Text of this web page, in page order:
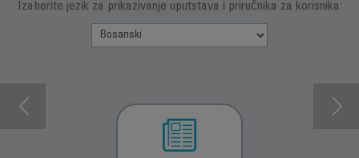
Izaberite jezik za prikazivanje uputstava i priručnika za korisnika: